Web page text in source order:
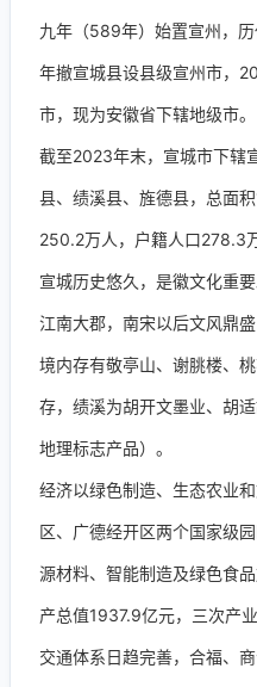
九年（589年）始置宣州，
年撤宣城县设县级宣州市，
市，现为安徽省下辖地级市。
截至2023年末，宣城市下辖
县、绩溪县、旌德县，总面
250.2万人，户籍人口278.3
宣城历史悠久，是徽文化重
江南大郡，南宋以后文风鼎盛
境内存有敬亭山、谢朓楼、
存，绩溪为胡开文墨业、胡
地理标志产品）。
经济以绿色制造、生态农业
区、广德经开区两个国家级
源材料、智能制造及绿色食
产总值1937.9亿元，三次产
交通体系日趋完善，合福、